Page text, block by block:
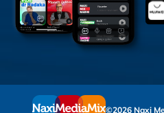
©2026 Naxi